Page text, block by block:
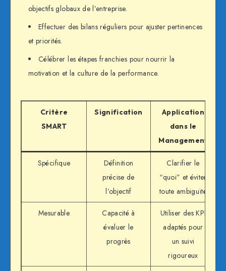
objectifs globaux de l’entreprise.
Effectuer des bilans réguliers pour ajuster pertinences
et priorités.
Célébrer les étapes franchies pour nourrir la
motivation et la culture de la performance.
Critère
SMART
Signification
Application
dans le
Management
Spécifique
Définition
précise de
l’objectif
Clarifier le
“quoi” et éviter
toute ambiguïté
Mesurable
Capacité à
évaluer le
progrès
Utiliser des KPI
adaptés pour
un suivi
rigoureux